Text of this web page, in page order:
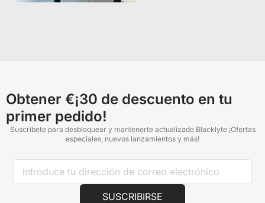
Obtener €¡30 de descuento en tu
primer pedido!
Suscríbete para desbloquear y mantenerte actualizado Blacklyte ¡Ofertas
especiales, nuevos lanzamientos y más!
SUSCRIBIRSE